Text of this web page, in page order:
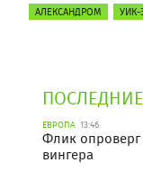
АЛЕКСАНДРОМ
ЕВРОПА 13:46
Флик опроверг
вингера